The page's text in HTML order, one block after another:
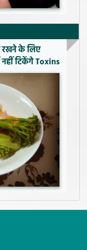
रखने के लिए
टिकेंगे Toxins